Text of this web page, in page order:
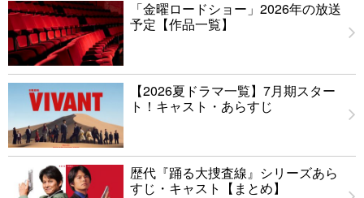
「金曜ロードショー」2026年の放送
予定【作品一覧】
【2026夏ドラマ一覧】7月期スター
ト！キャスト・あらすじ
歴代『踊る大捜査線』シリーズあら
すじ・キャスト【まとめ】